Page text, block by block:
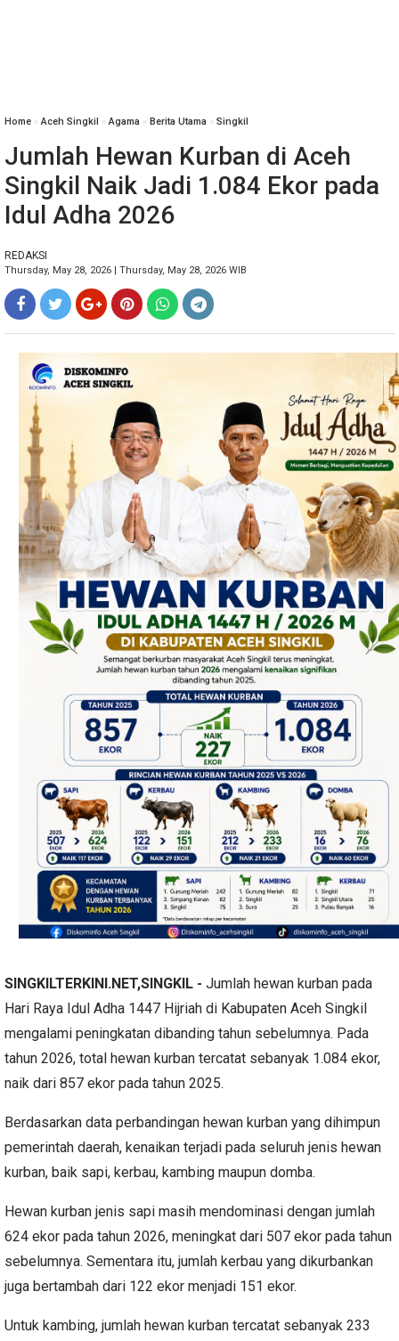
Home »Aceh Singkil »Agama » Berita Utama » Singkil
Jumlah Hewan Kurban di Aceh
Singkil Naik Jadi 1.084 Ekor pada
Idul Adha 2026
REDAKSI
Thursday, May 28, 2026 | Thursday, May 28, 2026 WIB
SINGKILTERKINI.NET,SINGKIL - Jumlah hewan kurban pada
Hari Raya Idul Adha 1447 Hijriah di Kabupaten Aceh Singkil
mengalami peningkatan dibanding tahun sebelumnya. Pada
tahun 2026, total hewan kurban tercatat sebanyak 1.084 ekor,
naik dari 857 ekor pada tahun 2025.
Berdasarkan data perbandingan hewan kurban yang dihimpun
pemerintah daerah, kenaikan terjadi pada seluruh jenis hewan
kurban, baik sapi, kerbau, kambing maupun domba.
Hewan kurban jenis sapi masih mendominasi dengan jumlah
624 ekor pada tahun 2026, meningkat dari 507 ekor pada tahun
sebelumnya. Sementara itu, jumlah kerbau yang dikurbankan
juga bertambah dari 122 ekor menjadi 151 ekor.
Untuk kambing, jumlah hewan kurban tercatat sebanyak 233